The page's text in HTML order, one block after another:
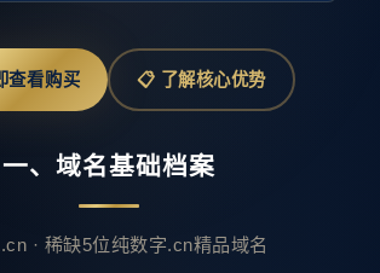
查看购买 📋 了解核心优势
一、域名基础档案
· 稀缺5位纯数字.cn精品域名